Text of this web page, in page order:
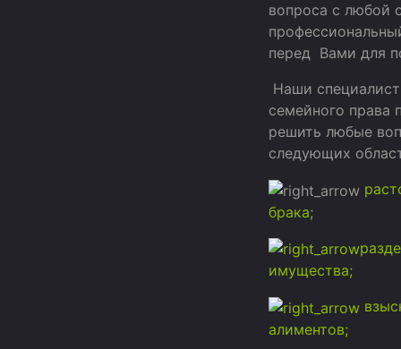
вопроса с любой
перед Вами для
Наши
семейного права
решить любые
следующих
брака;
имущества;
алиментов;